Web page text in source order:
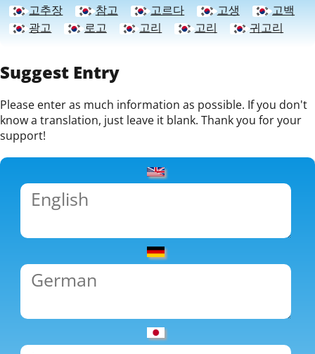
고추장
참고 고르다 고생
고백
광고
로고 고리 고리 귀고리
Suggest Entry
Please enter as much information as possible. If you don't
know a translation, just leave it blank. Thank you for your
support!